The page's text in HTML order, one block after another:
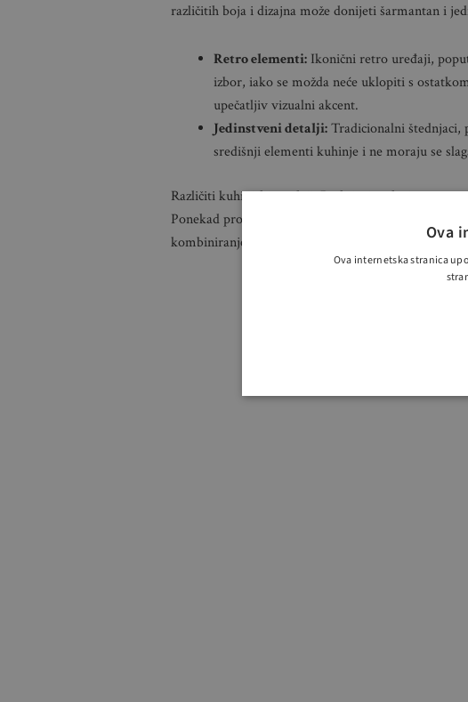
različitih boja i dizajna može donijeti šarmantan i
Retro elementi: Ikonični retro uređaji,
izbor, iako se možda neće uklopiti s
upečatljiv vizualni akcent.
Jedinstveni detalji:Tradicionalni štednjaci,
središnji elementi kuhinje i ne moraju se
Različiti kuhinjski uređaji: Praktični razlozi
Ponekad prostor ili tehničke specifikacije diktiraju
kombiniranje uređaja različitih brendova je sasvim
Ova
Ova internetska stranica